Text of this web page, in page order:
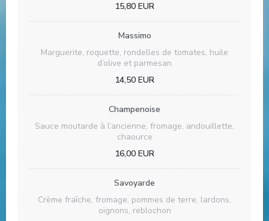
15,80 EUR
Massimo
Marguerite, roquette, rondelles de tomates, huile
d’olive et parmesan
14,50 EUR
Champenoise
Sauce moutarde à l’ancienne, fromage, andouillette,
chaource
16,00 EUR
Savoyarde
Crème fraîche, fromage, pommes de terre, lardons,
oignons, reblochon